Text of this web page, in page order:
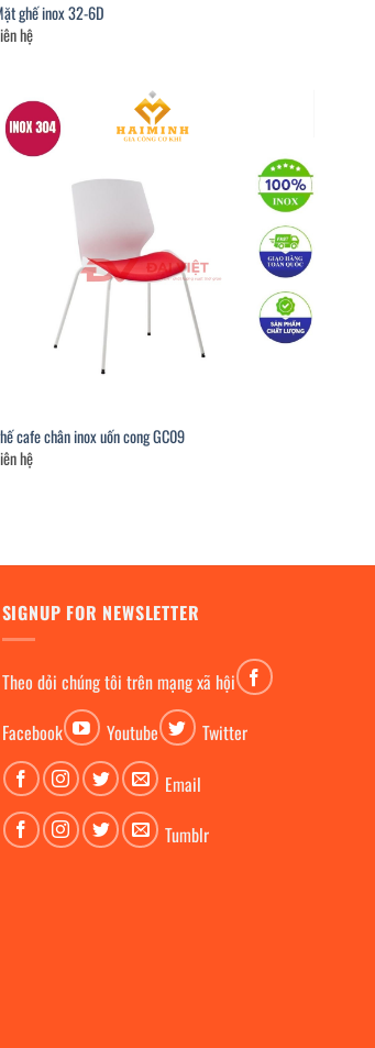
ghế inox 32-6D
hệ
cafe chân inox uốn cong GC09
hệ
SIGNUP FOR NEWSLETTER
Theo dỏi chúng tôi trên mạng xã hội
Facebook
Youtube
Twitter
Email
Tumblr